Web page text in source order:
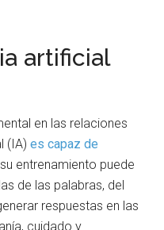
artificial
en las relaciones
(IA)es capaz de
su entrenamiento puede
de las palabras, del
respuestas en las
cuidado y